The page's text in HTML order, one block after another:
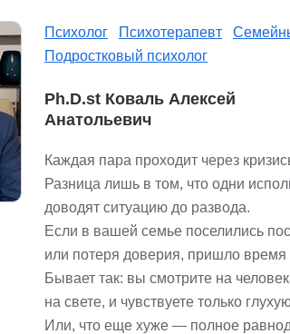
Психолог Психотерапевт
Подростковый психолог
Ph.D.st Коваль Алексей
Анатольевич
Каждая пара проходит через
Разница лишь в том, что одни
доводят ситуацию до развода.
Если в вашей семье поселились
или потеря доверия, пришло время
Бывает так: вы смотрите на
на свете, и чувствуете только
Или, что еще хуже — полное